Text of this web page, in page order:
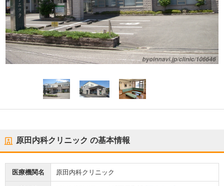
原田内科クリニック の基本情報
医療機関名 原田内科クリニック